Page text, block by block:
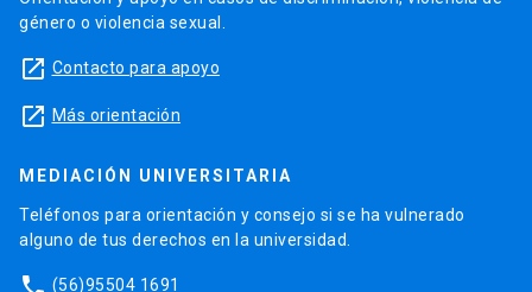
género o violencia sexual.
launch Contacto para apoyo
launch Más orientación
MEDIACIÓN UNIVERSITARIA
Teléfonos para orientación y consejo si se ha vulnerado
alguno de tus derechos en la universidad.
(56)95504 1691